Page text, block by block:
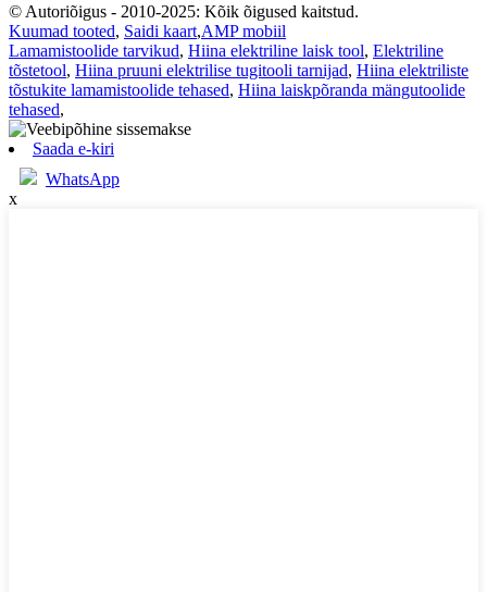
© Autoriõigus - 2010-2025: Kõik õigused kaitstud.
Kuumad tooted, Saidi kaart,AMP mobiil
Lamamistoolide tarvikud, Hiina elektriline laisk tool, Elektriline
tõstetool, Hiina pruuni elektrilise tugitooli tarnijad, Hiina elektriliste
tõstukite lamamistoolide tehased, Hiina laiskpõranda mängutoolide
tehased,
Saada e-kiri
WhatsApp
x